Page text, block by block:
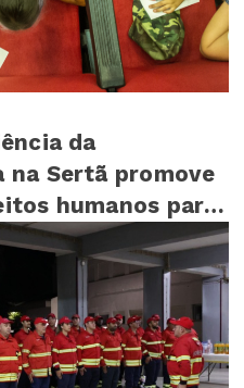
da
na Sertã promove
humanos para